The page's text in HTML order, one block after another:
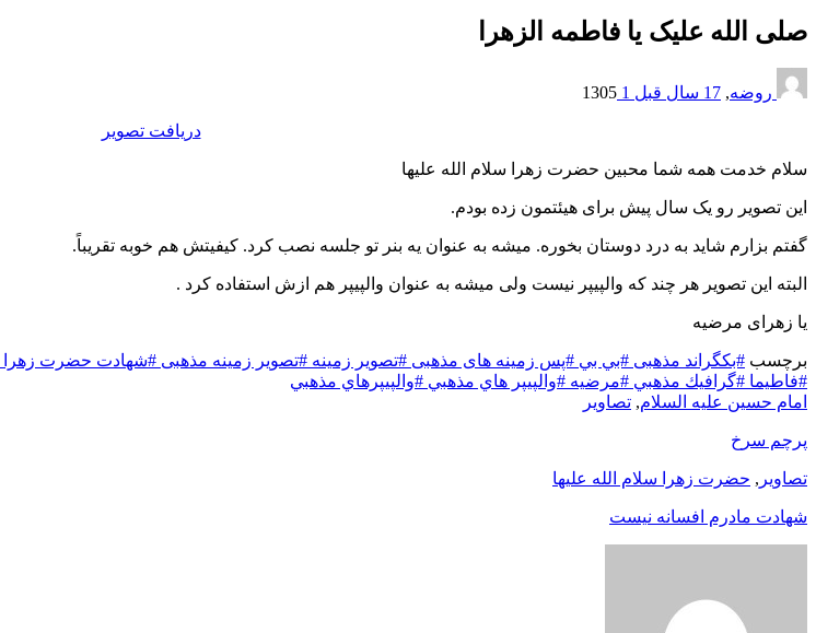
صلی الله علیک یا فاطمه الزهرا
روضه, 17 سال قبل 1
1305
دریافت تصویر
سلام خدمت همه شما محبین حضرت زهرا سلام الله علیها
این تصویر رو یک سال پیش برای هیئتمون زده بودم.
گفتم بزارم شاید به درد دوستان بخوره. میشه به عنوان یه بنر تو جلسه نصب کرد. کیفیتش هم خوبه تقریباً.
البته این تصویر هر چند که والپیپر نیست ولی میشه به عنوان والپیپر هم ازش استفاده کرد .
یا زهرای مرضیه
برچسب #بکگراند مذهبی #بي بي #پس زمینه های مذهبی #تصویر زمینه #تصویر زمینه مذهبی #شهادت حضرت زهرا
#فاطيما #گرافيك مذهبي #مرضیه #والپيپر هاي مذهبي #والپيپرهاي مذهبي
امام حسین علیه السلام, تصاوير
پرچم سرخ
تصاوير , حضرت زهرا سلام الله علیها
شهادت مادرم افسانه نیست